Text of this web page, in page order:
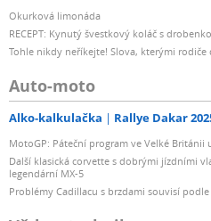
Okurková limonáda
RECEPT: Kynutý švestkový koláč s
Tohle nikdy neříkejte! Slova, kterými
Auto-moto
Alko-kalkulačka Rallye Dakar
MotoGP: Páteční program ve Velké Británii
Další klasická corvette s dobrými jízdními
legendární MX-5
Problémy Cadillacu s brzdami souvisí